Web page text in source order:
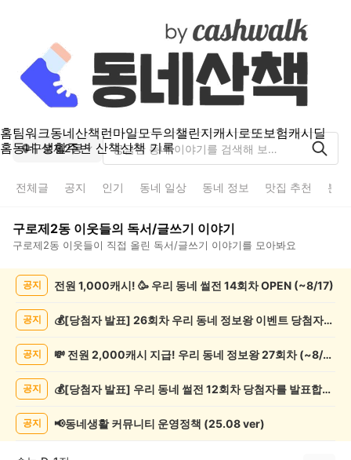
홈팀워크동네산책 런마일모두의챌린지캐시로또보험캐시딜
홈동네 생활주변 산책산책 기록
구로제2동
전체글 공지 인기 동네 일상 동네 정보 맛집 추천 분
구로제2동 이웃들의 독서/글쓰기 이야기
구로제2동 이웃들이 직접 올린 독서/글쓰기 이야기를 모아봐요
서/
시
공지 전원 1,000캐시! 🥳 우리 동네 썰전 14회차 OPEN (~8/17)
공지 💰[당첨자 발표] 26회차 우리 동네 정보왕 이벤트 당첨자를 발표합니다!
공지 💸 전원 2,000캐시 지급! 우리 동네 정보왕 27회차 (~8/10)
공지 💰[당첨자 발표] 우리 동네 썰전 12회차 당첨자를 발표합니다!
공지 📢동네생활 커뮤니티 운영정책 (25.08 ver)